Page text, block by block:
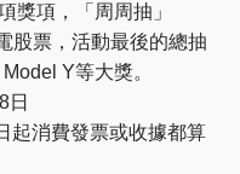
獎項，「周周抽」
股票，活動最後的總抽
Y等大獎。
日
起消費發票或收據都算